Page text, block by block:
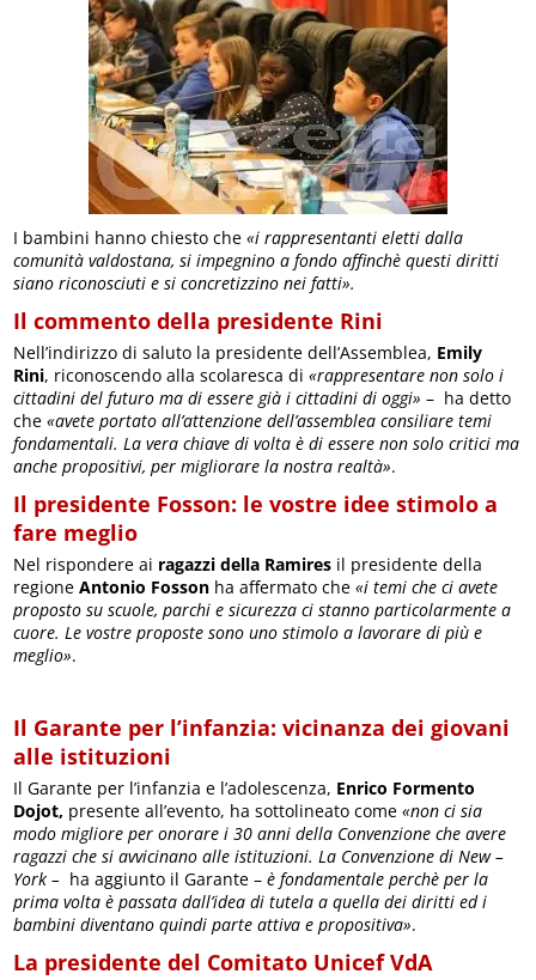
I bambini hanno chiesto che «i rappresentanti eletti dalla
comunità valdostana, si impegnino a fondo affinchè questi diritti
siano riconosciuti e si concretizzino nei fatti».
Il commento della presidente Rini
Nell’indirizzo di saluto la presidente dell’Assemblea, Emily
Rini, riconoscendo alla scolaresca di«rappresentare non solo i
cittadini del futuro ma di essere già i cittadini di oggi» – ha detto
che«avete portato all’attenzione dell’assemblea consiliare temi
fondamentali. La vera chiave di volta è di essere non solo critici ma
anche propositivi, per migliorare la nostra realtà».
Il presidente Fosson: le vostre idee stimolo a
fare meglio
Nel rispondere ai ragazzi della Ramires il presidente della
regioneAntonio Fosson ha affermato che «i temi che ci avete
proposto su scuole, parchi e sicurezza ci stanno particolarmente a
cuore. Le vostre proposte sono uno stimolo a lavorare di più e
meglio».
Il Garante per l’infanzia: vicinanza dei giovani
alle istituzioni
Il Garante per l’infanzia e l’adolescenza, Enrico Formento
Dojot, presente all’evento, ha sottolineato come«non ci sia
modo migliore per onorare i 30 anni della Convenzione che avere
ragazzi che si avvicinano alle istituzioni. La Convenzione di New –
York – ha aggiunto il Garante –è fondamentale perchè per la
prima volta è passata dall’idea di tutela a quella dei diritti ed i
bambini diventano quindi parte attiva e propositiva».
La presidente del Comitato Unicef VdA